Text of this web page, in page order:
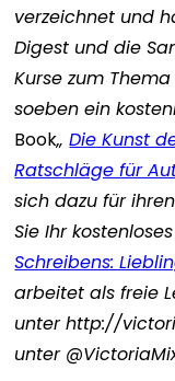
verzeichnet und
Digest und die
Kurse zum
soeben ein
Book„Die Kunst
Ratschläge für
sich dazu für
Sie Ihr
Schreibens:
arbeitet als freie
unter http://
unter